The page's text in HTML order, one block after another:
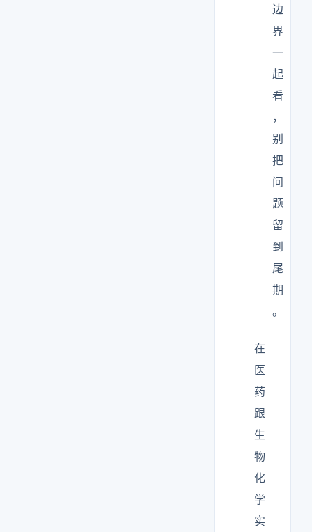
边
界
一
起
看
，
别
把
问
题
留
到
尾
期
。
在
医
药
跟
生
物
化
学
实